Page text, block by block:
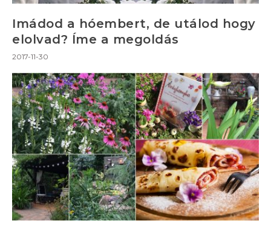
Imádod a hóembert, de utálod hogy
elolvad? Íme a megoldás
2017-11-30